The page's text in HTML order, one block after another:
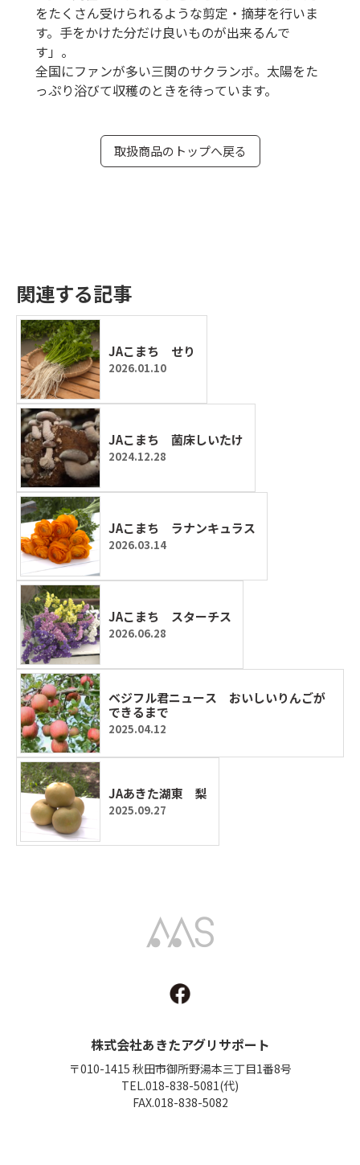
をたくさん受けられるような剪定・摘芽を行いま
す。手をかけた分だけ良いものが出来るんで
す」。
全国にファンが多い三関のサクランボ。太陽をた
っぷり浴びて収穫のときを待っています。
取扱商品のトップへ戻る
関連する記事
JAこまち せり
2026.01.10
JAこまち 菌床しいたけ
2024.12.28
JAこまち ラナンキュラス
2026.03.14
JAこまち スターチス
2026.06.28
ベジフル君ニュース おいしいりんごが
できるまで
2025.04.12
JAあきた湖東 梨
2025.09.27
株式会社あきたアグリサポート
〒010-1415 秋田市御所野湯本三丁目1番8号
TEL.018-838-5081(代)
FAX.018-838-5082